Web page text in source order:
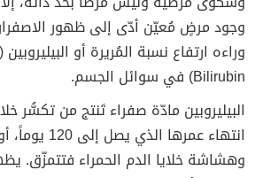
وجود مرضٍ مُعيّن أدّى إلى ظهور
وراءه ارتفاع نسبة المُريرة أو البيليروبين
Bilirubin) في سوائل الجسم.
البيليروبين مادّة صفراء تَنتج من تكسُّر
انتهاء عمرها
وهشاشة خلايا الدم الحمراء فتتمزّق.